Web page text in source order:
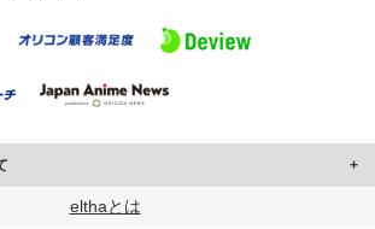
を使用して、ユーザーに合わせたコンテンツや広告の
elthaとは